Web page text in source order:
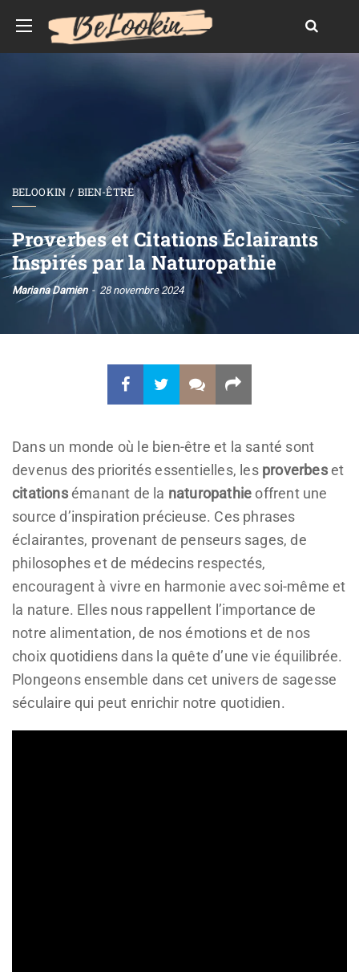
BELOOKIN BIEN-ÊTRE
Proverbes et Citations Éclairants
Inspirés par la Naturopathie
Mariana Damien 28 novembre 2024
Dans un monde où le bien-être et la santé sont
devenus des priorités essentielles, les proverbeset
citationsémanant de la naturopathieoffrent une
source d’inspiration précieuse. Ces phrases
éclairantes, provenant de penseurs sages, de
philosophes et de médecins respectés,
encouragent à vivre en harmonie avec soi-même et
la nature. Elles nous rappellent l’importance de
notre alimentation, de nos émotions et de nos
choix quotidiens dans la quête d’une vie équilibrée.
Plongeons ensemble dans cet univers de sagesse
séculaire qui peut enrichir notre quotidien.